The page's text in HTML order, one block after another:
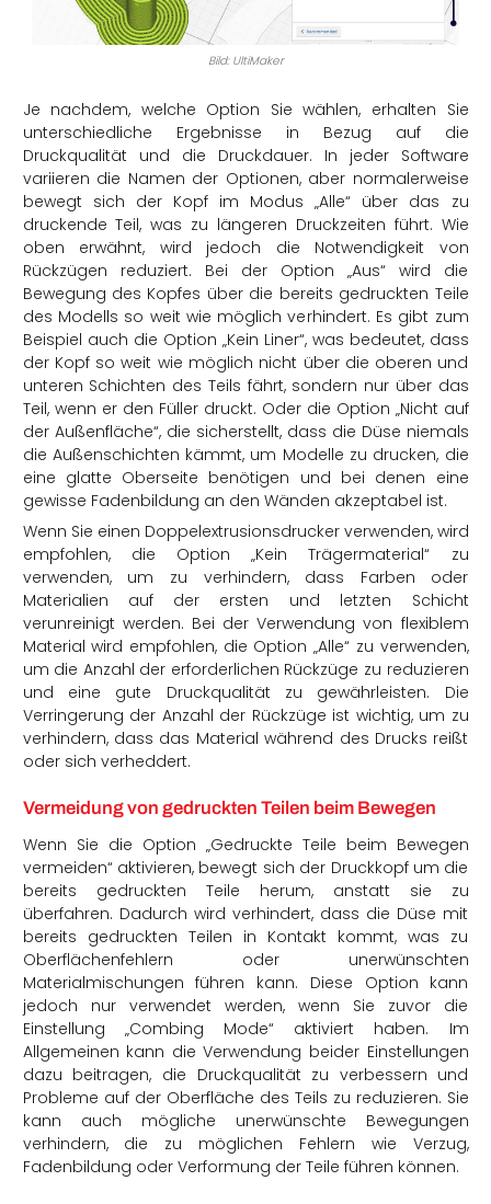
Bild: UltiMaker
Je nachdem, welche Option Sie wählen, erhalten Sie
unterschiedliche Ergebnisse in Bezug auf die
Druckqualität und die Druckdauer. In jeder Software
variieren die Namen der Optionen, aber normalerweise
bewegt sich der Kopf im Modus „Alle“ über das zu
druckende Teil, was zu längeren Druckzeiten führt. Wie
oben erwähnt, wird jedoch die Notwendigkeit von
Rückzügen reduziert. Bei der Option „Aus“ wird die
Bewegung des Kopfes über die bereits gedruckten Teile
des Modells so weit wie möglich verhindert. Es gibt zum
Beispiel auch die Option „Kein Liner“, was bedeutet, dass
der Kopf so weit wie möglich nicht über die oberen und
unteren Schichten des Teils fährt, sondern nur über das
Teil, wenn er den Füller druckt. Oder die Option „Nicht auf
der Außenfläche“, die sicherstellt, dass die Düse niemals
die Außenschichten kämmt, um Modelle zu drucken, die
eine glatte Oberseite benötigen und bei denen eine
gewisse Fadenbildung an den Wänden akzeptabel ist.
Wenn Sie einen Doppelextrusionsdrucker verwenden, wird
empfohlen, die Option „Kein Trägermaterial“ zu
verwenden, um zu verhindern, dass Farben oder
Materialien auf der ersten und letzten Schicht
verunreinigt werden. Bei der Verwendung von flexiblem
Material wird empfohlen, die Option „Alle“ zu verwenden,
um die Anzahl der erforderlichen Rückzüge zu reduzieren
und eine gute Druckqualität zu gewährleisten. Die
Verringerung der Anzahl der Rückzüge ist wichtig, um zu
verhindern, dass das Material während des Drucks reißt
oder sich verheddert.
Vermeidung von gedruckten Teilen beim Bewegen
Wenn Sie die Option „Gedruckte Teile beim Bewegen
vermeiden“ aktivieren, bewegt sich der Druckkopf um die
bereits gedruckten Teile herum, anstatt sie zu
überfahren. Dadurch wird verhindert, dass die Düse mit
bereits gedruckten Teilen in Kontakt kommt, was zu
Oberflächenfehlern oder unerwünschten
Materialmischungen führen kann. Diese Option kann
jedoch nur verwendet werden, wenn Sie zuvor die
Einstellung „Combing Mode“ aktiviert haben. Im
Allgemeinen kann die Verwendung beider Einstellungen
dazu beitragen, die Druckqualität zu verbessern und
Probleme auf der Oberfläche des Teils zu reduzieren. Sie
kann auch mögliche unerwünschte Bewegungen
verhindern, die zu möglichen Fehlern wie Verzug,
Fadenbildung oder Verformung der Teile führen können.